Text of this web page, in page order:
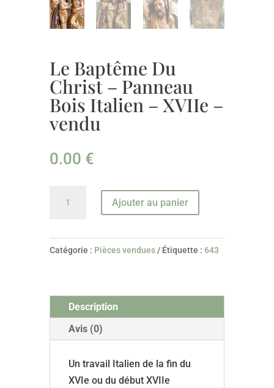
Le Baptême Du
Christ – Panneau
Bois Italien – XVIIe –
vendu
0.00 €
Panneau
Italien
XVIIe
Ajouter au panier
Catégorie : Pièces vendues Étiquette : 643
Description
Avis (0)
Un travail Italien de la fin du
XVIe ou du début XVIIe